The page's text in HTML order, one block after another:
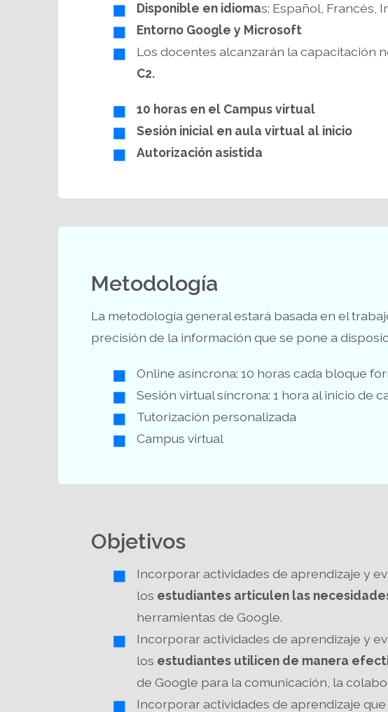
Disponible en idiomas: Español, Francés,
Entorno Google y Microsoft
Los docentes alcanzarán la capacitación
C2.
10 horas en el Campus virtual
Sesión inicial en aula virtual al inicio
Autorizaciónasistida
Metodología
La metodología general estará basada en el
precisión de la información que se pone a
Online asíncrona: 10 horas cada bloque
Sesión virtual síncrona: 1 hora al inicio de
Tutorización personalizada
Campus virtual
Objetivos
Incorporar actividades de aprendizaje y
los estudiantes articulen las
herramientas de Google.
Incorporar actividades de aprendizaje y
los estudiantes utilicen de manera
de Google para la comunicación, la
Incorporar actividades de aprendizaje